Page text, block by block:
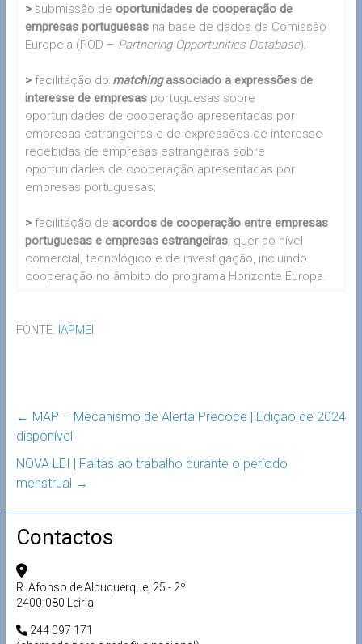
>submissão de oportunidades de cooperação de
empresas portuguesasna base de dados da Comissão
Europeia (POD – Partnering Opportunities Database);
>facilitação do matchingassociado a expressões de
interesse de empresasportuguesas sobre
oportunidades de cooperação apresentadas por
empresas estrangeiras e de expressões de interesse
recebidas de empresas estrangeiras sobre
oportunidades de cooperação apresentadas por
empresas portuguesas;
>facilitação de acordos de cooperação entre empresas
portuguesas e empresas estrangeiras, quer ao nível
comercial, tecnológico e de investigação, incluindo
cooperação no âmbito do programa Horizonte Europa.
FONTE: IAPMEI
← MAP – Mecanismo de Alerta Precoce | Edição de 2024
disponível
NOVA LEI | Faltas ao trabalho durante o período
menstrual →
Contactos
R. Afonso de Albuquerque, 25 - 2º
2400-080 Leiria
244 097 171